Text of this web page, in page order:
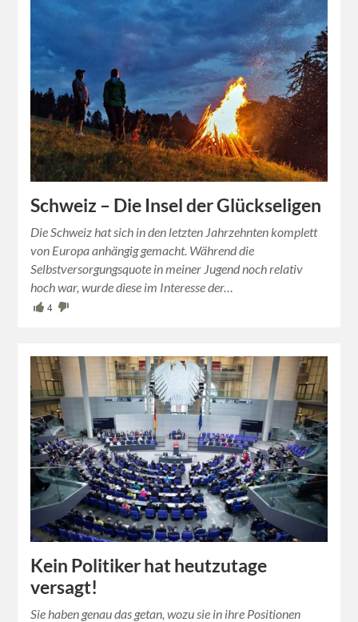
Schweiz – Die Insel der Glückseligen
Die Schweiz hat sich in den letzten Jahrzehnten komplett
von Europa anhängig gemacht. Während die
Selbstversorgungsquote in meiner Jugend noch relativ
hoch war, wurde diese im Interesse der…
4
Kein Politiker hat heutzutage
versagt!
Sie haben genau das getan, wozu sie in ihre Positionen